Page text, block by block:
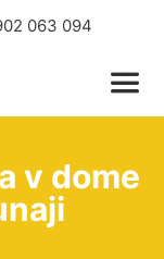
063 094
v dome